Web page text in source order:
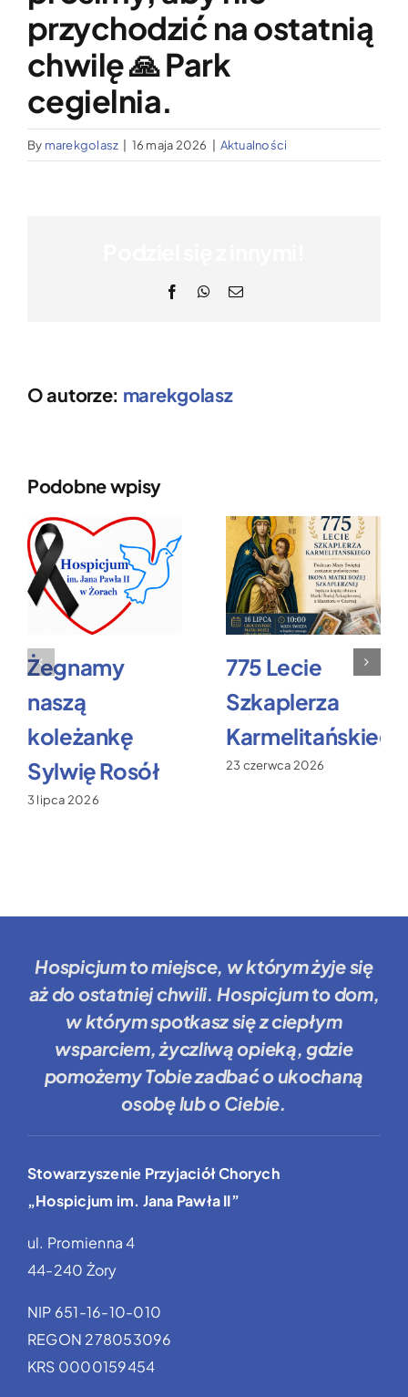
przychodzić na ostatnią
chwilę 🙏 Park
cegielnia.
By marekgolasz 16 maja 2026 Aktualności
FacebookWhatsApp
Email
O autorze: marekgolasz
Podobne wpisy
Żegnamy
naszą
koleżankę
Sylwię Rosół
3 lipca 2026
775 Lecie
Szkaplerza
Karmelitańskiego
23 czerwca 2026
Hospicjum to miejsce, w którym żyje się
aż do ostatniej chwili. Hospicjum to dom,
w którym spotkasz się z ciepłym
wsparciem, życzliwą opieką, gdzie
pomożemy Tobiezadbać o ukochaną
osobę lub o Ciebie.
Stowarzyszenie Przyjaciół Chorych
„Hospicjum im. Jana Pawła II”
ul. Promienna 4
44-240 Żory
NIP 651-16-10-010
REGON 278053096
KRS 0000159454